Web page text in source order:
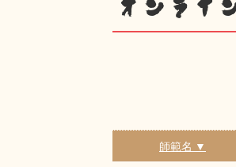
オンライ
師範名 ▼